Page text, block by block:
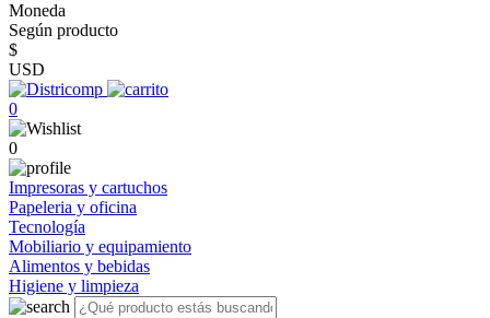
Moneda
Según producto
$
USD
0
0
Impresoras y cartuchos
Papeleria y oficina
Tecnología
Mobiliario y equipamiento
Alimentos y bebidas
Higiene y limpieza